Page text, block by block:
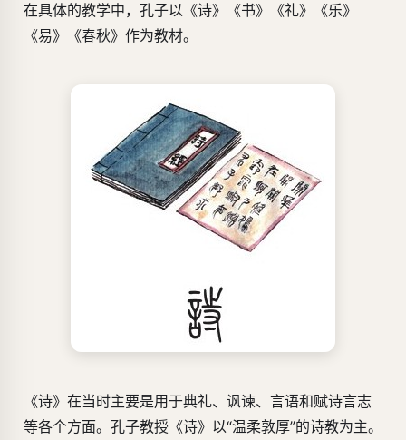
在具体的教学中，孔子以《诗》《书》《礼》《乐》
《易》《春秋》作为教材。
《诗》在当时主要是用于典礼、讽谏、言语和赋诗言志
等各个方面。孔子教授《诗》以“温柔敦厚”的诗教为主。